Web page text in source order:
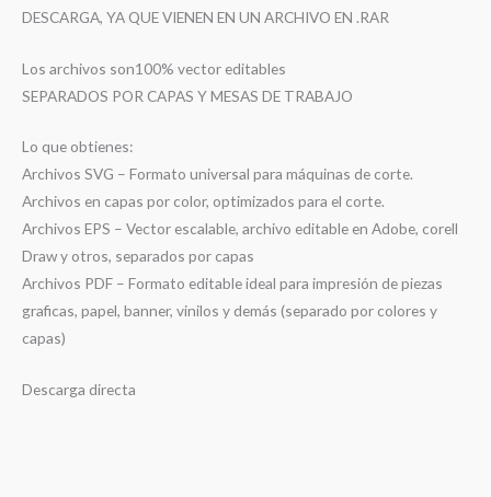
DESCARGA, YA QUE VIENEN EN UN ARCHIVO EN .RAR
Los archivos son100% vector editables
SEPARADOS POR CAPAS Y MESAS DE TRABAJO
Lo que obtienes:
Archivos SVG – Formato universal para máquinas de corte.
Archivos en capas por color, optimizados para el corte.
Archivos EPS – Vector escalable, archivo editable en Adobe, corell
Draw y otros, separados por capas
Archivos PDF – Formato editable ideal para impresión de piezas
graficas, papel, banner, vinilos y demás (separado por colores y
capas)
Descarga directa